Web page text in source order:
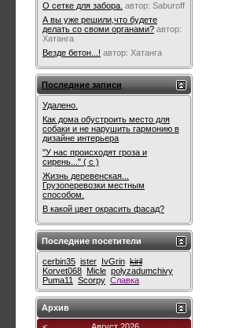
О сетке для забора. автор: Saburoff
А вы уже решили,что будете
делать со своми органами? автор:
Хатанга
Везде бетон...! автор: Хатанга
Последние записи
Удалено.
Как дома обустроить место для
собаки и не нарушить гармонию в
дизайне интерьера
"У нас происходят гроза и
сирень..." ( с )
Жизнь деревенская...
Грузоперевозки местным
способом.
В какой цвет окрасить фасад?
Последние посетители
cerbin35 ister IvGrin kiril
Korvet068 Micle polyzadumchivy
Puma11
Scorpy Славка
Архив